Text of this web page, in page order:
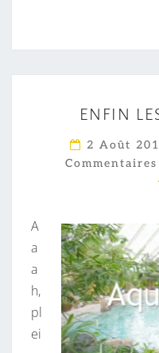
ENFIN
2 Août
Commentaires
A
a
a
h,
pl
ei